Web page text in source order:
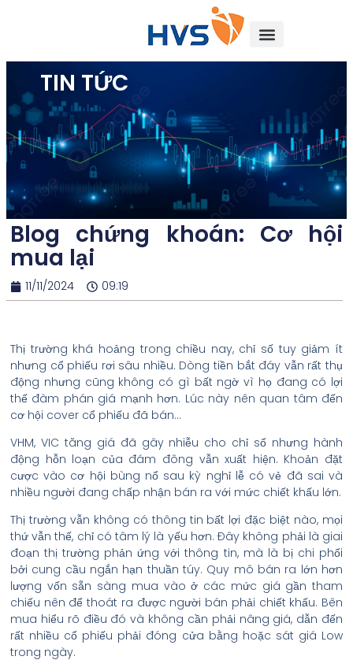
TIN TỨC
Blog chứng khoán: Cơ hội
mua lại
11/11/2024 09:19
Thị trường khá hoảng trong chiều nay, chỉ số tuy giảm ít
nhưng cổ phiếu rơi sâu nhiều. Dòng tiền bắt đáy vẫn rất thụ
động nhưng cũng không có gì bất ngờ vì họ đang có lợi
thế đàm phán giá mạnh hơn. Lúc này nên quan tâm đến
cơ hội cover cổ phiếu đã bán…
VHM, VIC tăng giá đã gây nhiễu cho chỉ số nhưng hành
động hỗn loạn của đám đông vẫn xuất hiện. Khoản đặt
cược vào cơ hội bùng nổ sau kỳ nghỉ lễ có vẻ đã sai và
nhiều người đang chấp nhận bán ra với mức chiết khấu lớn.
Thị trường vẫn không có thông tin bất lợi đặc biệt nào, mọi
thứ vẫn thế, chỉ có tâm lý là yếu hơn. Đây không phải là giai
đoạn thị trường phản ứng với thông tin, mà là bị chi phối
bởi cung cầu ngắn hạn thuần túy. Quy mô bán ra lớn hơn
lượng vốn sẵn sàng mua vào ở các mức giá gần tham
chiếu nên để thoát ra được người bán phải chiết khấu. Bên
mua hiểu rõ điều đó và không cần phải nâng giá, dẫn đến
rất nhiều cổ phiếu phải đóng cửa bằng hoặc sát giá Low
trong ngày.